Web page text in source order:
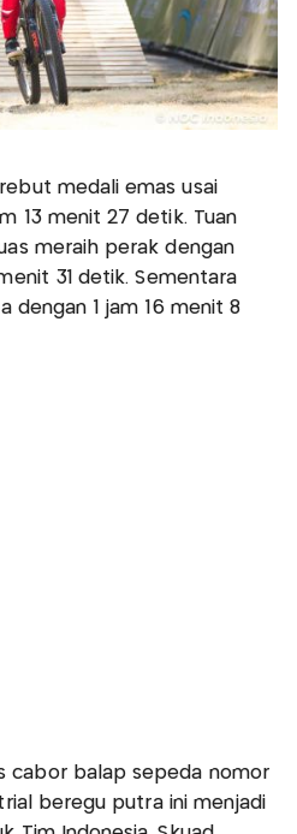
medali emas usai
13 menit 27 detik. Tuan
meraih perak dengan
31 detik. Sementara
dengan 1 jam 16 menit 8
cabor balap sepeda nomor
beregu putra ini menjadi